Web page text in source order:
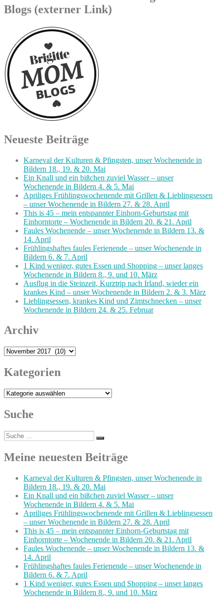
Blogs (externer Link)
Neueste Beiträge
Karneval der Kulturen & Pfingsten, unser Wochenende in
Bildern 18., 19. & 20. Mai
Ein Knall und ein bißchen zuviel Wasser – unser
Wochenende in Bildern 4. & 5. Mai
Apriliges Frühlingswochenende mit Grillen & Lieblingsessen
– unser Wochenende in Bildern 27. & 28. April
This is 45 – mein entspannter Einhorn-Geburtstag mit
Einhorntorte – Wochenende in Bildern 20. & 21. April
Faules Wochenende – unser Wochenende in Bildern 13. &
14. April
Frühlingshaftes faules Ferienende – unser Wochenende in
Bildern 6. & 7. April
1 Kind weniger, gutes Essen und Shopping – unser langes
Wochenende in Bildern 8., 9. und 10. März
Ausflug in die Steinzeit, Kurztrip nach Irland, wieder ein
krankes Kind – unser Wochenende in Bildern 2. & 3. März
Lieblingsessen, krankes Kind und Zimtschnecken – unser
Wochenende in Bildern 24. & 25. Februar
Archiv
Archiv
Kategorien
Kategorien
Suche
Suche
nach:
Suchen
Meine neuesten Beiträge
Karneval der Kulturen & Pfingsten, unser Wochenende in
Bildern 18., 19. & 20. Mai
Ein Knall und ein bißchen zuviel Wasser – unser
Wochenende in Bildern 4. & 5. Mai
Apriliges Frühlingswochenende mit Grillen & Lieblingsessen
– unser Wochenende in Bildern 27. & 28. April
This is 45 – mein entspannter Einhorn-Geburtstag mit
Einhorntorte – Wochenende in Bildern 20. & 21. April
Faules Wochenende – unser Wochenende in Bildern 13. &
14. April
Frühlingshaftes faules Ferienende – unser Wochenende in
Bildern 6. & 7. April
1 Kind weniger, gutes Essen und Shopping – unser langes
Wochenende in Bildern 8., 9. und 10. März